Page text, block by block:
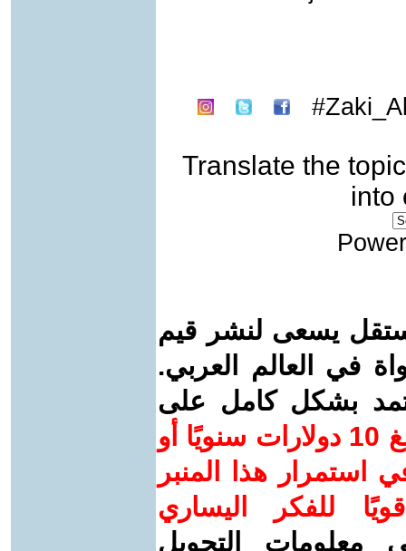
Translate the topic
into
يسعى لنشر قيم
في العالم العربي.
بشكل كامل على
ساهم/ي معنا! بدعمكم بمبلغ 10 دولارات سنويًا أو
استمرار هذا المنبر
للفكر اليساري
معلومات التحويل